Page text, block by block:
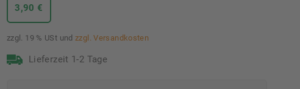
3,90 €
zzgl. 19 % USt undzzgl. Versandkosten
Lieferzeit 1-2 Tage